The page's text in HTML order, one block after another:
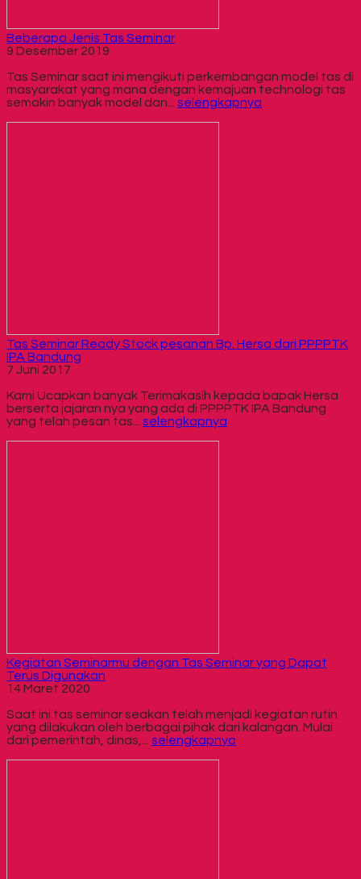
Beberapa Jenis Tas Seminar
9 Desember 2019
Tas Seminar saat ini mengikuti perkembangan model tas di
masyarakat yang mana dengan kemajuan technologi tas
semakin banyak model dan... selengkapnya
Tas Seminar Ready Stock pesanan Bp. Hersa dari PPPPTK
IPA Bandung
7 Juni 2017
Kami Ucapkan banyak Terimakasih kepada bapak Hersa
berserta jajaran nya yang ada di PPPPTK IPA Bandung
yang telah pesan tas... selengkapnya
Kegiatan Seminarmu dengan Tas Seminar yang Dapat
Terus Digunakan
14 Maret 2020
Saat ini tas seminar seakan telah menjadi kegiatan rutin
yang dilakukan oleh berbagai pihak dari kalangan. Mulai
dari pemerintah, dinas,... selengkapnya